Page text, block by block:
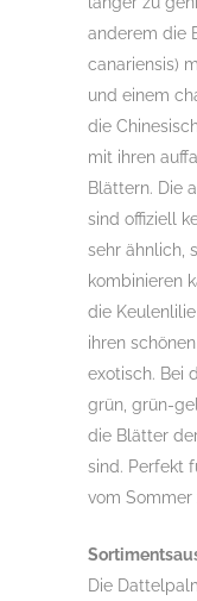
anderem die
canariensis)
und einem
die
mit ihren
Blättern. Die
sind offiziell
sehr ähnlich,
kombinieren
die
ihren
exotisch. Bei
grün, grün-
die Blätter
sind. Perfekt
vom Sommer
Die